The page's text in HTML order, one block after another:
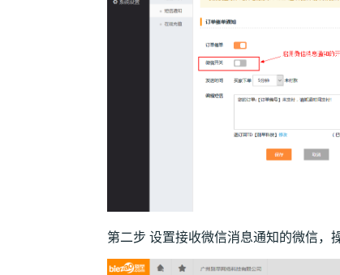
第二步 设置接收微信消息通知的微信，